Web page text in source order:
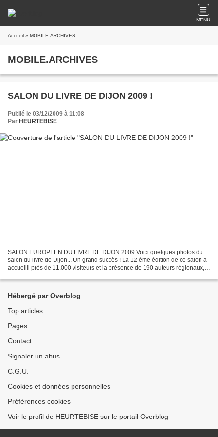
MENU
Accueil » MOBILE.ARCHIVES
MOBILE.ARCHIVES
SALON DU LIVRE DE DIJON 2009 !
Publié le 03/12/2009 à 11:08
Par HEURTEBISE
SALON EUROPEEN DU LIVRE DE DIJON 2009 Voici quelques photos du
salon du livre de Dijon... Un grand succès ! La 12 ème édition de ce salon a
accueilli près de 11.000 visiteurs et la présence de 190 auteurs régionaux,
Hébergé par Overblog
Top articles
Pages
Contact
Signaler un abus
C.G.U.
Cookies et données personnelles
Préférences cookies
Voir le profil de HEURTEBISE sur le portail Overblog